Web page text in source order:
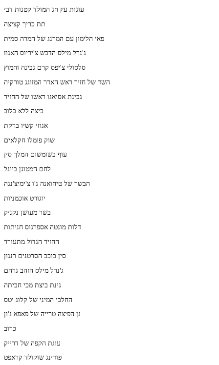
עוגות עץ חג המולד קטנות דבי
תת כריך קציצה
פאי הלימון עם המרנג של המרה סמית
ג'נרל מילס הדבש צ'יריוס האגוז
סלסולי צ'יפס קרם גבינה וחמוץ
השד של חזיר ראש האדר המזוגג טורקיה
גבינת אסיאגו ראשו של החזיר
ביצה ללא כלוב
אגוזי קשיו ברקת
שוק פומלו חקלאים
עוף בשומשום המלך סין
לחם המטוגן בייגל
הבשר של טיחואנה ג'ו צ'ימיצ'נגה
יוגורט אוכמניות
בשר מעושן נקניק
דלות מונטה אספרגוס חניתות
החזיר הגדול מתעורר
סין כוכב הסרטנים רנגון
ג'נרל מילס הזהב גרהם
גינת ביצת מכי חביתה
החלבי המיני של קלוג יטס
גן הפיצה טרייה של פאפא ג'ון
כרוב
עוגת הקפה של דרייק
פודינג שוקולד קראפט